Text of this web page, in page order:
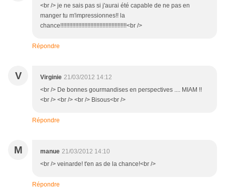
<br /> je ne sais pas si j'aurai été capable de ne pas en
manger tu m'impressionnes!! la
chance!!!!!!!!!!!!!!!!!!!!!!!!!!!!!!!!!!!!!!!!!!!!<br />
Répondre
V Virginie 21/03/2012 14:12
<br /> De bonnes gourmandises en perspectives .... MIAM !!
<br /> <br /> <br /> Bisous<br />
Répondre
M manue 21/03/2012 14:10
<br /> veinarde! t'en as de la chance!<br />
Répondre